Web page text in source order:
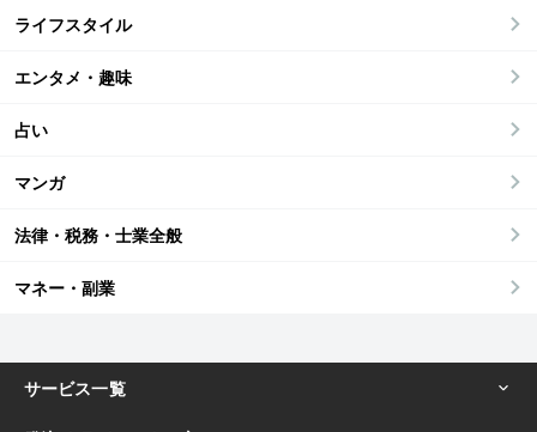
ライフスタイル
エンタメ・趣味
占い
マンガ
法律・税務・士業全般
マネー・副業